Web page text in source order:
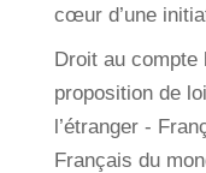
cœur d’une
Droit au compte
proposition de
l’étranger -
Français du